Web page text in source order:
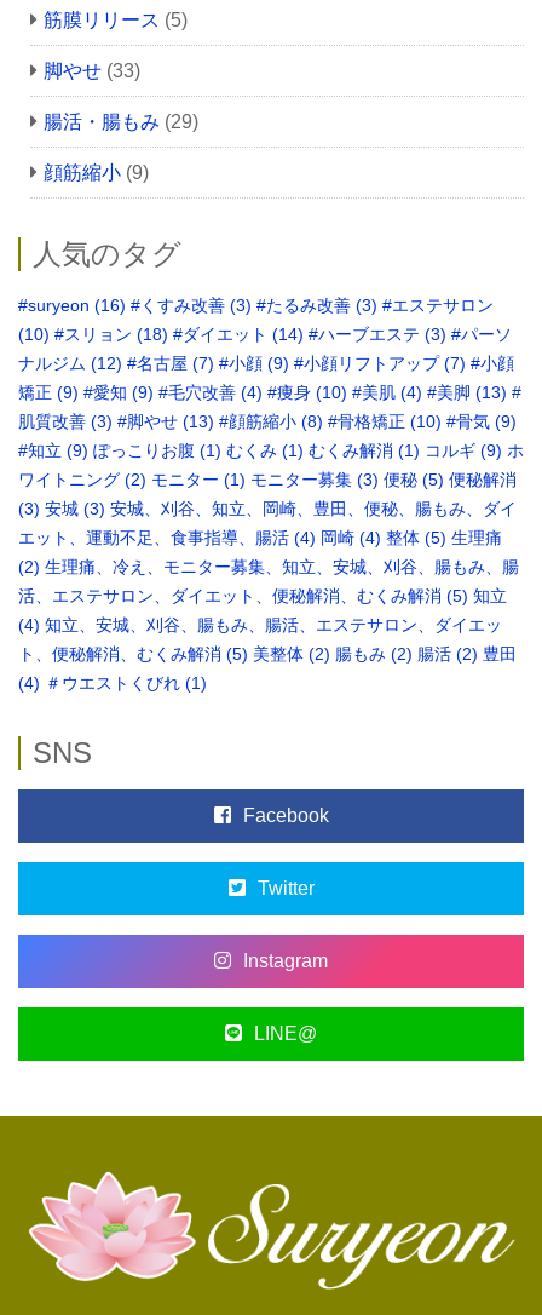
筋膜リリース (5)
脚やせ (33)
腸活・腸もみ (29)
顔筋縮小 (9)
人気のタグ
#suryeon (16) #くすみ改善 (3) #たるみ改善 (3) #エステサロン
(10) #スリョン (18) #ダイエット (14) #ハーブエステ (3) #パーソ
ナルジム (12) #名古屋 (7) #小顔 (9) #小顔リフトアップ(7) #小顔
矯正 (9) #愛知 (9) #毛穴改善 (4) #痩身 (10) #美肌 (4) #美脚 (13) #
肌質改善 (3) #脚やせ (13) #顔筋縮小 (8) #骨格矯正‬ (10) #骨気 (9)
‪#知立 (9) ぽっこりお腹 (1) むくみ (1) むくみ解消 (1) コルギ (9) ホ
ワイトニング (2) モニター (1) モニター募集 (3) 便秘 (5) 便秘解消
(3) 安城 (3) 安城、刈谷、知立、岡崎、豊田、便秘、腸もみ、ダイ
エット、運動不足、食事指導、腸活 (4) 岡崎 (4) 整体 (5) 生理痛
(2) 生理痛、冷え、モニター募集、知立、安城、刈谷、腸もみ、腸
活、エステサロン、ダイエット、便秘解消、むくみ解消 (5) 知立
(4) 知立、安城、刈谷、腸もみ、腸活、エステサロン、ダイエッ
ト、便秘解消、むくみ解消 (5) 美整体 (2) 腸もみ (2) 腸活 (2) 豊田
(4) ＃ウエストくびれ (1)
SNS
Facebook
Twitter
Instagram
LINE@